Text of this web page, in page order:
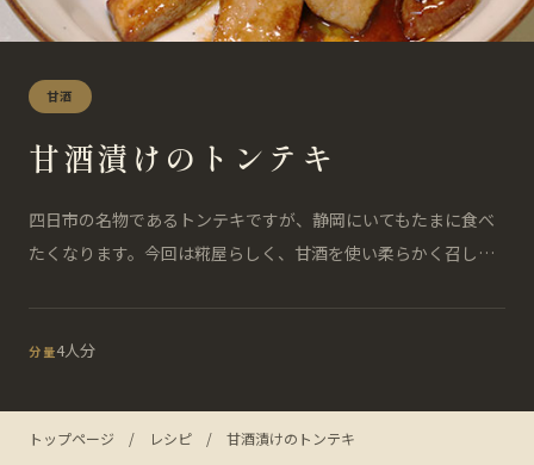
甘酒
甘酒漬けのトンテキ
四日市の名物であるトンテキですが、静岡にいてもたまに食べ
たくなります。今回は糀屋らしく、甘酒を使い柔らかく召し…
分量4人分
トップページ / レシピ / 甘酒漬けのトンテキ